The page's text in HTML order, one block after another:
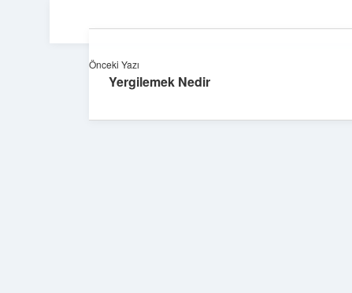
Önceki Yazı
Yergilemek Nedir